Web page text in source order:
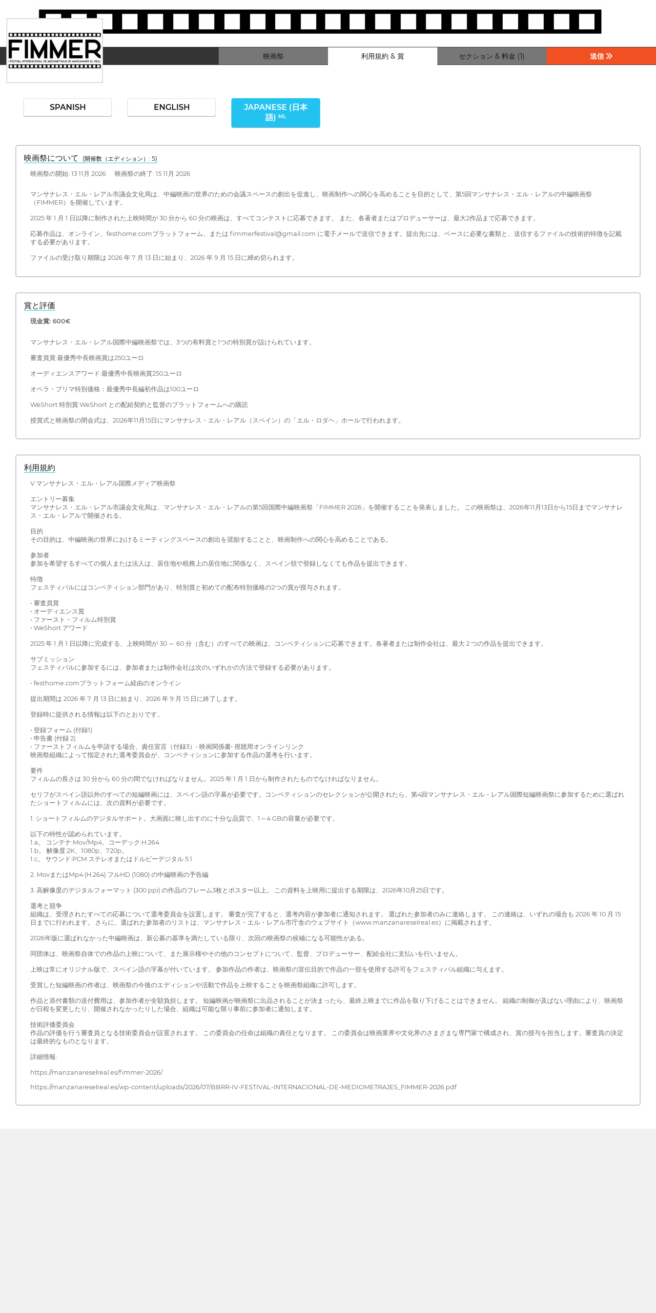
映画祭 利用規約 & 賞 セクション & 料金 (1) 送信
SPANISH ENGLISH
JAPANESE (日本
語) ML
映画祭について (開催数（エディション）: 5)
映画祭の開始: 13 11月 2026 映画祭の終了: 15 11月 2026
マンサナレス・エル・レアル市議会文化局は、中編映画の世界のための会議スペースの創出を促進し、映画制作への関心を高めることを目的として、第5回マンサナレス・エル・レアルの中編映画祭
（FIMMER）を開催しています。
2025 年 1 月 1 日以降に制作された上映時間が 30 分から 60 分の映画は、すべてコンテストに応募できます。 また、各著者またはプロデューサーは、最大2作品まで応募できます。
応募作品は、オンライン、festhome.comプラットフォーム、または fimmerfestival@gmail.com に電子メールで送信できます。提出先には、ベースに必要な書類と、送信するファイルの技術的特徴を記載
する必要があります。
ファイルの受け取り期限は 2026 年 7 月 13 日に始まり、2026 年 9 月 15 日に締め切られます。
賞と評価
現金賞: 600€
マンサナレス・エル・レアル国際中編映画祭では、3つの有料賞と1つの特別賞が設けられています。
審査員賞:最優秀中長映画賞は250ユーロ
オーディエンスアワード:最優秀中長映画賞250ユーロ
オペラ・プリマ特別価格：最優秀中長編初作品は100ユーロ
WeShort 特別賞:WeShort との配給契約と監督のプラットフォームへの購読
授賞式と映画祭の閉会式は、2026年11月15日にマンサナレス・エル・レアル（スペイン）の「エル・ロダヘ」ホールで行われます。
利用規約
V マンサナレス・エル・レアル国際メディア映画祭
エントリー募集
マンサナレス・エル・レアル市議会文化局は、マンサナレス・エル・レアルの第5回国際中編映画祭「FIMMER 2026」を開催することを発表しました。 この映画祭は、2026年11月13日から15日までマンサナレ
ス・エル・レアルで開催される。
目的
その目的は、中編映画の世界におけるミーティングスペースの創出を奨励することと、映画制作への関心を高めることである。
参加者
参加を希望するすべての個人または法人は、居住地や税務上の居住地に関係なく、スペイン領で登録しなくても作品を提出できます。
特徴
フェスティバルにはコンペティション部門があり、特別賞と初めての配布特別価格の2つの賞が授与されます。
• 審査員賞
• オーディエンス賞
• ファースト・フィルム特別賞
• WeShort アワード
2025 年 1 月 1 日以降に完成する、上映時間が 30 ～ 60 分（含む）のすべての映画は、コンペティションに応募できます。各著者または制作会社は、最大 2 つの作品を提出できます。
サブミッション
フェスティバルに参加するには、参加者または制作会社は次のいずれかの方法で登録する必要があります。
• festhome.comプラットフォーム経由のオンライン
提出期間は 2026 年 7 月 13 日に始まり、2026 年 9 月 15 日に終了します。
登録時に提供される情報は以下のとおりです。
• 登録フォーム (付録1)
• 申告書 (付録 2)
• ファーストフィルムを申請する場合、責任宣言（付録3）• 映画関係書• 視聴用オンラインリンク
映画祭組織によって指定された選考委員会が、コンペティションに参加する作品の選考を行います。
要件
フィルムの長さは 30 分から 60 分の間でなければなりません。2025 年 1 月 1 日から制作されたものでなければなりません。
セリフがスペイン語以外のすべての短編映画には、スペイン語の字幕が必要です。コンペティションのセレクションが公開されたら、第4回マンサナレス・エル・レアル国際短編映画祭に参加するために選ばれ
たショートフィルムには、次の資料が必要です。
1. ショートフィルムのデジタルサポート。大画面に映し出すのに十分な品質で、1～4 GBの容量が必要です。
以下の特性が認められています。
1.a。 コンテナ:Mov/Mp4、コーデック:H.264
1.b。 解像度:2K、1080p、720p。
1.c。 サウンド:PCM ステレオまたはドルビーデジタル 5.1
2. MovまたはMp4 (H.264) フルHD (1080) の中編映画の予告編
3. 高解像度のデジタルフォーマット (300 ppi) の作品のフレーム3枚とポスター以上。 この資料を上映用に提出する期限は、2026年10月25日です。
選考と競争
組織は、受理されたすべての応募について選考委員会を設置します。 審査が完了すると、選考内容が参加者に通知されます。 選ばれた参加者のみに連絡します。 この連絡は、いずれの場合も 2026 年 10 月 15
日までに行われます。 さらに、選ばれた参加者のリストは、マンサナレス・エル・レアル市庁舎のウェブサイト（www.manzanareselreal.es）に掲載されます。
2026年版に選ばれなかった中編映画は、新公募の基準を満たしている限り、次回の映画祭の候補になる可能性がある。
同団体は、映画祭自体での作品の上映について、また展示権やその他のコンセプトについて、監督、プロデューサー、配給会社に支払いを行いません。
上映は常にオリジナル版で、スペイン語の字幕が付いています。 参加作品の作者は、映画祭の宣伝目的で作品の一部を使用する許可をフェスティバル組織に与えます。
受賞した短編映画の作者は、映画祭の今後のエディションや活動で作品を上映することを映画祭組織に許可します。
作品と添付書類の送付費用は、参加作者が全額負担します。 短編映画が映画祭に出品されることが決まったら、最終上映までに作品を取り下げることはできません。 組織の制御が及ばない理由により、映画祭
が日程を変更したり、開催されなかったりした場合、組織は可能な限り事前に参加者に通知します。
技術評価委員会
作品の評価を行う審査員となる技術委員会が設置されます。 この委員会の任命は組織の責任となります。 この委員会は映画業界や文化界のさまざまな専門家で構成され、賞の授与を担当します。審査員の決定
は最終的なものとなります。
詳細情報:
https://manzanareselreal.es/fimmer-2026/
https://manzanareselreal.es/wp-content/uploads/2026/07/BBRR-IV-FESTIVAL-INTERNACIONAL-DE-MEDIOMETRAJES_FIMMER-2026.pdf